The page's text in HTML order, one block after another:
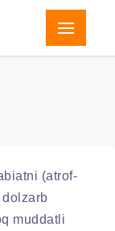
(atrof-
muddatli